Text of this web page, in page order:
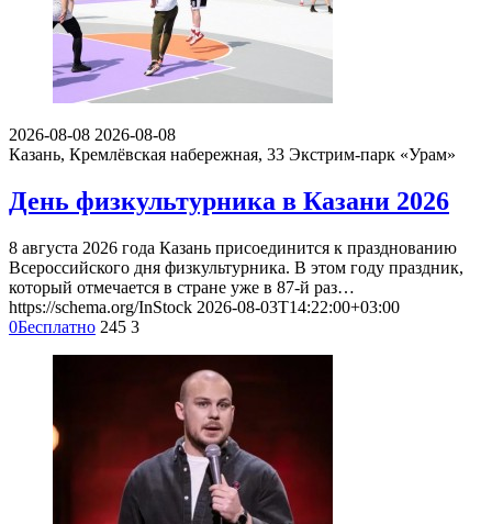
2026-08-08 2026-08-08
Казань, Кремлёвская набережная, 33 Экстрим-парк «Урам»
День физкультурника в Казани 2026
8 августа 2026 года Казань присоединится к празднованию
Всероссийского дня физкультурника. В этом году праздник,
который отмечается в стране уже в 87-й раз…
https://schema.org/InStock 2026-08-03T14:22:00+03:00
0Бесплатно 245 3